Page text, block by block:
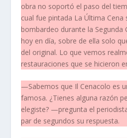
obra no soportó el paso del
cual fue pintada La Última Cena
bombardeo durante la Segunda
hoy en día, sobre de ella solo
del original. Lo que vemos
restauraciones que se hicieron
—Sabemos que Il Cenacolo es
famosa. ¿Tienes alguna razón
elegiste? —pregunta el
par de segundos su respuesta.